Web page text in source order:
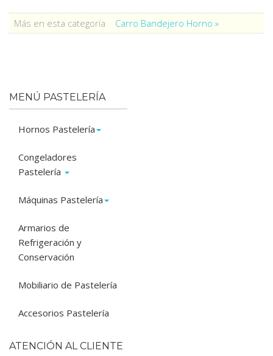
Más en esta categoría Carro Bandejero Horno »
MENÚ PASTELERÍA
Hornos Pastelería
Congeladores
Pastelería
Máquinas Pastelería
Armarios de
Refrigeración y
Conservación
Mobiliario de Pastelería
Accesorios Pastelería
ATENCIÓN AL CLIENTE